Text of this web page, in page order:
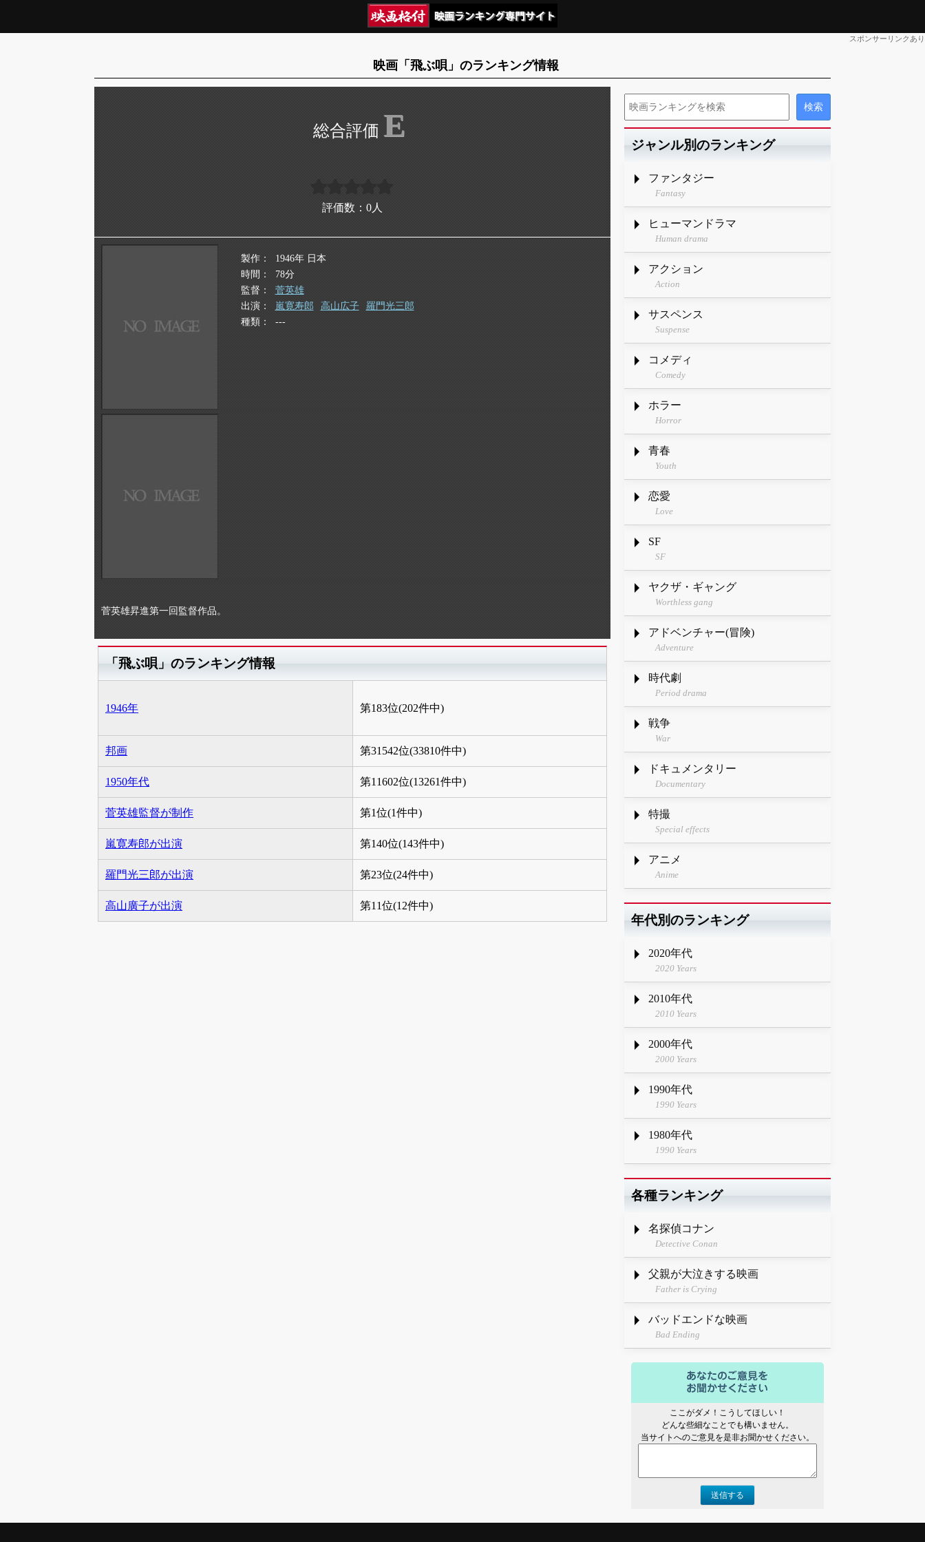
スポンサーリンクあり
映画「飛ぶ唄」のランキング情報
E
評価数： 0 人
製作
1946年 日本
時間
78分
監督
菅英雄
出演
嵐寛寿郎 高山広子
羅門光三郎
種類
---
菅英雄昇進第一回監督作品。
「飛ぶ唄」のランキング情報
1946年 第183位(202件中)
邦画 第31542位(33810件中)
1950年代 第11602位(13261件中)
菅英雄監督が制作 第1位(1件中)
嵐寛寿郎が出演 第140位(143件中)
羅門光三郎が出演 第23位(24件中)
高山廣子が出演 第11位(12件中)
ジャンル別のランキング
ファンタジー
Fantasy
ヒューマンドラマ
Human drama
アクション
Action
サスペンス
Suspense
コメディ
Comedy
ホラー
Horror
青春
Youth
恋愛
Love
SF
SF
ヤクザ・ギャング
Worthless gang
アドベンチャー(冒険)
Adventure
時代劇
Period drama
戦争
War
ドキュメンタリー
Documentary
特撮
Special effects
アニメ
Anime
年代別のランキング
2020年代
2020 Years
2010年代
2010 Years
2000年代
2000 Years
1990年代
1990 Years
1980年代
1990 Years
各種ランキング
名探偵コナン
Detective Conan
父親が大泣きする映画
Father is Crying
バッドエンドな映画
Bad Ending
ここがダメ！こうしてほしい！
どんな些細なことでも構いません。
当サイトへのご意見を是非お聞かせください。
送信する